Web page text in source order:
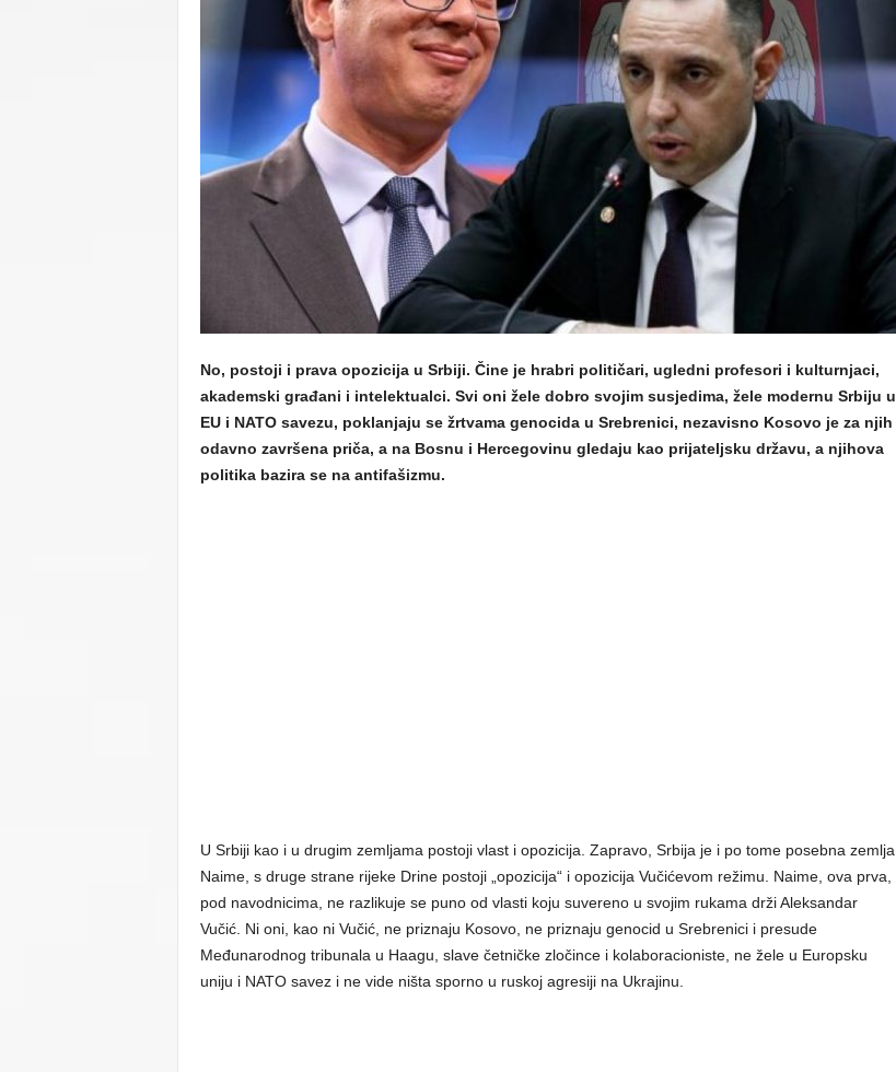
No, postoji i prava opozicija u Srbiji. Čine je hrabri političari, ugledni profesori i kulturnjaci,
akademski građani i intelektualci. Svi oni žele dobro svojim susjedima, žele modernu Srbiju u
EU i NATO savezu, poklanjaju se žrtvama genocida u Srebrenici, nezavisno Kosovo je za njih
odavno završena priča, a na Bosnu i Hercegovinu gledaju kao prijateljsku državu, a njihova
politika bazira se na antifašizmu.
U Srbiji kao i u drugim zemljama postoji vlast i opozicija. Zapravo, Srbija je i po tome posebna zemlja.
Naime, s druge strane rijeke Drine postoji „opozicija“ i opozicija Vučićevom režimu. Naime, ova prva,
pod navodnicima, ne razlikuje se puno od vlasti koju suvereno u svojim rukama drži Aleksandar
Vučić. Ni oni, kao ni Vučić, ne priznaju Kosovo, ne priznaju genocid u Srebrenici i presude
Međunarodnog tribunala u Haagu, slave četničke zločince i kolaboracioniste, ne žele u Europsku
uniju i NATO savez i ne vide ništa sporno u ruskoj agresiji na Ukrajinu.